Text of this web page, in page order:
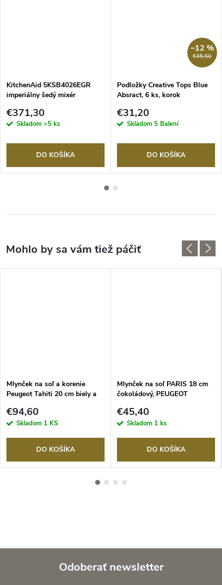
KitchenAid 5KSB4026EGR
imperiálny šedý mixér
€371,30
Skladom >5 ks
DO KOŠÍKA
€35,50
–12 %
Podložky Creative Tops Blue
Absract, 6 ks, korok
€31,20
Skladom 5 Balení
DO KOŠÍKA
Mlynček na soľ a korenie
Peugeot Tahiti 20 cm biely a
€94,60
Skladom 1 KS
DO KOŠÍKA
Mlynček na soľ PARIS 18 cm
čokoládový, PEUGEOT
€45,40
Skladom 1 ks
DO KOŠÍKA
Odoberať newsletter